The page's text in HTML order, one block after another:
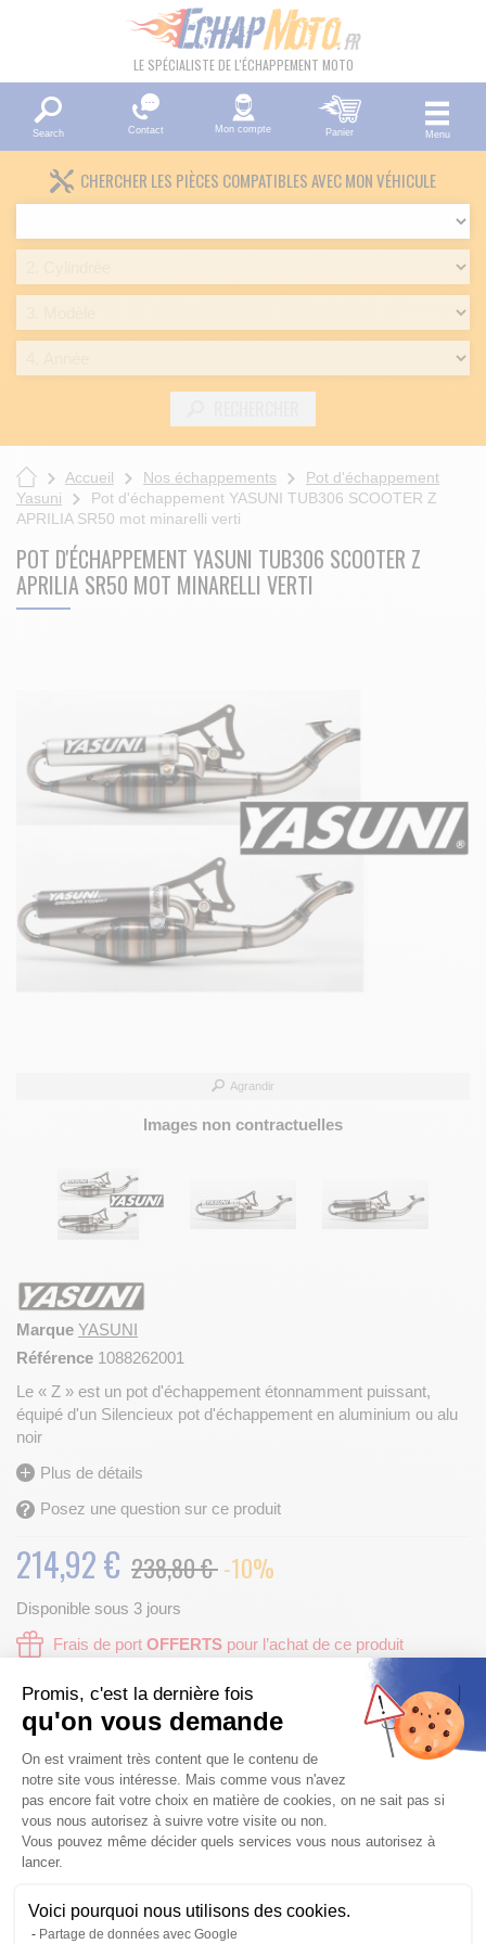
LE SPÉCIALISTE DE L'ÉCHAPPEMENT MOTO
Search Contact Mon compte Panier Menu
CHERCHER LES PIÈCES COMPATIBLES AVEC MON VÉHICULE
Accueil Nos échappements
Pot d'échappement
Yasuni
Pot d'échappement YASUNI TUB306 SCOOTER Z
APRILIA SR50 mot minarelli verti
POT D'ÉCHAPPEMENT YASUNI TUB306 SCOOTER Z
APRILIA SR50 MOT MINARELLI VERTI
Agrandir
Images non contractuelles
Marque YASUNI
Référence 1088262001
Le « Z » est un pot d'échappement étonnamment puissant,
équipé d'un Silencieux pot d'échappement en aluminium ou alu
noir
Plus de détails
Posez une question sur ce produit
214,92€ 238,80 € -10%
Disponible sous 3 jours
Frais de port OFFERTS pour l’achat de ce produit
Finition :
Vérifier la compatibilité
Qté AJOUTER AU PANIER
Envoyer par mail
Promis, c'est la dernière fois
qu'on vous demande
Plateforme de Gestion du
On est vraiment très content que le contenu de
notre site vous intéresse. Mais comme vous n'avez
pas encore fait votre choix en matière de cookies, on ne sait pas si
vous nous autorisez à suivre votre visite ou non.
Vous pouvez même décider quels services vous nous autorisez à
lancer.
Voici pourquoi nous utilisons des cookies.
Partage de données avec Google
Axeptio consent